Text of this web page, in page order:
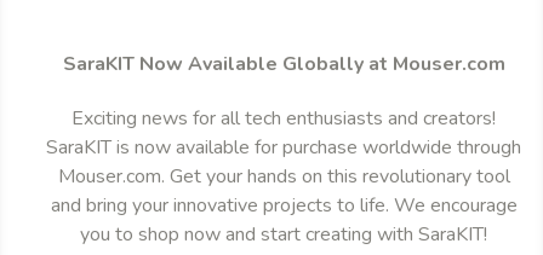
SaraKIT Now Available Globally at Mouser.com
Exciting news for all tech enthusiasts and creators!
SaraKIT is now available for purchase worldwide through
Mouser.com. Get your hands on this revolutionary tool
and bring your innovative projects to life. We encourage
you to shop now and start creating with SaraKIT!